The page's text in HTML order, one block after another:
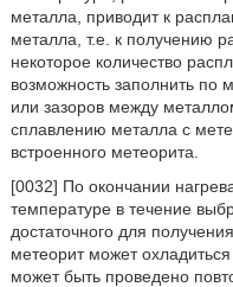
металла, приводит к
металла, т.е. к получению
некоторое количество
возможность заполнить по
или зазоров между
сплавлению металла с
встроенного метеорита.
[0032] По окончании
температуре в течение
достаточного для
метеорит может
может быть проведено